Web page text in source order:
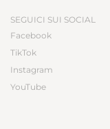
SEGUICI SUI SOCIAL
Facebook
TikTok
Instagram
YouTube